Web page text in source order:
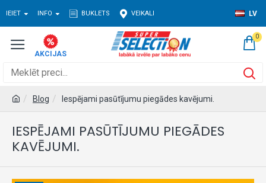
IEIET INFO BUKLETS VEIKALI LV
0
Blog Iespējami pasūtījumu piegādes kavējumi.
IESPĒJAMI PASŪTĪJUMU PIEGĀDES
KAVĒJUMI.